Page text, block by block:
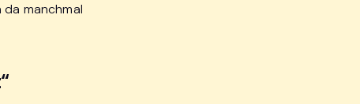
da manchmal